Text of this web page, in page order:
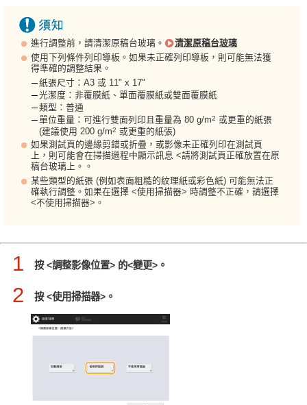
進行調整前，請清潔原稿台玻璃。
清潔原稿台玻璃
使用下列條件列印導板。如果未正確列印導板，則可能無法獲
得準確的調整結果。
紙張尺寸：A3 或 11" x 17"
光潔度：非覆膜紙、單面覆膜紙或雙面覆膜紙
類型：普通
單位重量：可進行雙面列印且重量為 80 g/m2 或更重的紙張
(建議使用 200 g/m2 或更重的紙張)
如果測試頁的邊緣剪錯或折疊，或影像未正確列印在測試頁
上，則可能會在掃描過程中顯示訊息 <請將測試頁正確放置在原
稿台玻璃上。。
某些類型的紙張 (例如表面粗糙的紋理紙或彩色紙) 可能無法正
確執行調整。如果在選擇 <使用掃描器> 時調整不正確，請選擇
<不使用掃描器>。
1 按 <調整影像位置> 的<變更>。
2 按 <使用掃描器>。